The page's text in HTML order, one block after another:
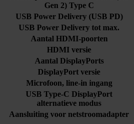
Gen 2) Type C
USB Power Delivery (USB PD)
USB Power Delivery tot max.
Aantal HDMI-poorten
HDMI versie
Aantal DisplayPorts
DisplayPort versie
Microfoon, line-in ingang
USB Type-C DisplayPort
alternatieve modus
Aansluiting voor netstroomadapter